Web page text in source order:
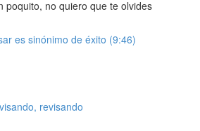
poquito, no quiero que te olvides
es sinónimo de éxito (9:46)
revisando